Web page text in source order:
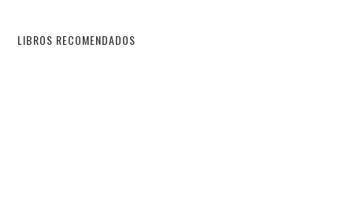
LIBROS RECOMENDADOS